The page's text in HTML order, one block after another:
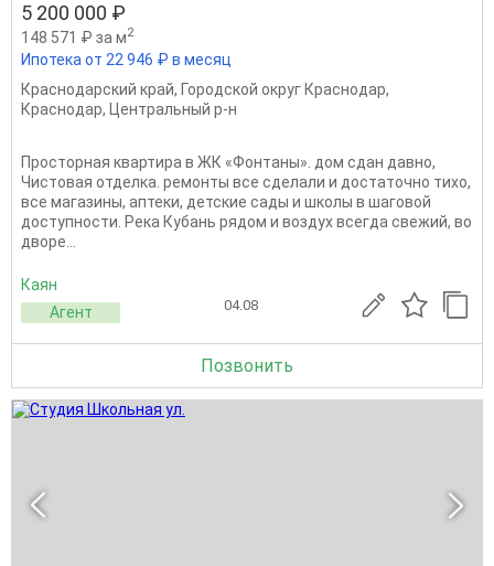
5 200 000 ₽
148 571 ₽ за м2
Ипотека от 22 946 ₽ в месяц
Краснодарский край, Городской округ Краснодар,
Краснодар, Центральный р-н
Проcторная квартира в ЖК «Фонтаны». дом сдан давно,
Чистовая отделка. ремонты все сделали и достаточно тихо,
все магазины, аптеки, детские сады и школы в шаговой
доступности. Река Кубань рядом и воздух всегда свежий, во
дворе...
Каян
Агент
04.08
Позвонить